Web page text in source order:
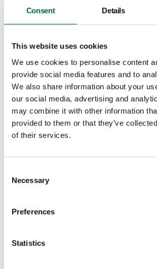
Consent Details
This website uses cookies
We use cookies to personalise content
provide social media features and to
We also share information about your
our social media, advertising and
may combine it with other information
provided to them or that they’ve
of their services.
Selection
Necessary
Preferences
Statistics
Vincent Moison ajoute : "La nouvelle
plus rapide maintenant, j'ai presque
temps de ramassage. L'entretien est
facile, c'est une machine simple et
très satisfait du Speedpack et du
font gagner énormément de temps
très confortablement".
En cas de problème, ils bénéficient du
"Nous pouvons toujours les appeler
même si nous avons un petit